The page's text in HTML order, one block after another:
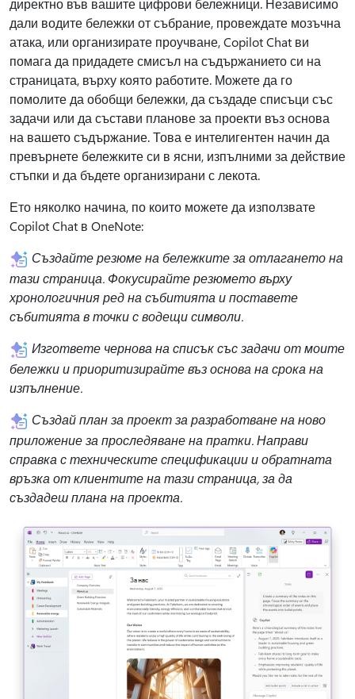
директно във вашите цифрови бележници. Независимо
дали водите бележки от събрание, провеждате мозъчна
атака, или организирате проучване, Copilot Chat ви
помага да придадете смисъл на съдържанието си на
страницата, върху която работите. Можете да го
помолите да обобщи бележки, да създаде списъци със
задачи или да състави планове за проекти въз основа
на вашето съдържание. Това е интелигентен начин да
превърнете бележките си в ясни, изпълними за действие
стъпки и да бъдете организирани с лекота.
Ето няколко начина, по които можете да използвате
Copilot Chat в OneNote:
Създайте резюме на бележките за отлагането на
тази страница. Фокусирайте резюмето върху
хронологичния ред на събитията и поставете
събитията в точки с водещи символи.
Изгответе чернова на списък със задачи от моите
бележки и приоритизирайте въз основа на срока на
изпълнение.
Създай план за проект за разработване на ново
приложение за проследяване на пратки. Направи
справка с техническите спецификации и обратната
връзка от клиентите на тази страница, за да
създадеш плана на проекта.